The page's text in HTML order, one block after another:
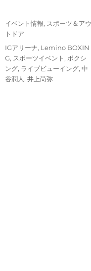
投
稿
日:
カ
テ
ー
イベント情報, スポーツ＆アウ
トドア
タ
グ
IGアリーナ, Lemino BOXIN
G, スポーツイベント , ボクシ
ング, ライブビューイング, 中
谷潤人 , 井上尚弥